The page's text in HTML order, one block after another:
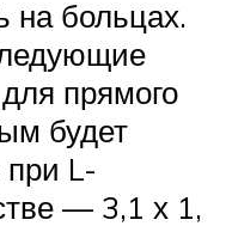
на больцах.
прямого
будет
L-
— 3,1 х 1,